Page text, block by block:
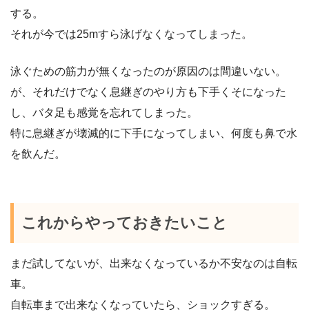
する。
それが今では25mすら泳げなくなってしまった。
泳ぐための筋力が無くなったのが原因のは間違いない。
が、それだけでなく息継ぎのやり方も下手くそになった
し、バタ足も感覚を忘れてしまった。
特に息継ぎが壊滅的に下手になってしまい、何度も鼻で水
を飲んだ。
これからやっておきたいこと
まだ試してないが、出来なくなっているか不安なのは自転
車。
自転車まで出来なくなっていたら、ショックすぎる。